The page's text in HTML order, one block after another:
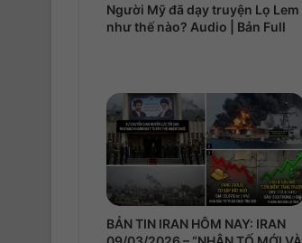
Người Mỹ đã dạy truyện Lọ Lem
như thế nào? Audio | Bản Full
BẢN TIN IRAN HÔM NAY: IRAN